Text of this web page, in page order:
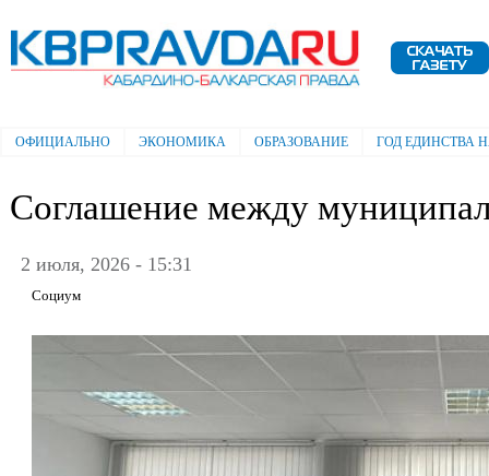
Электронная газета "Кабардино-
Балкарская правда"
Главное меню
ОФИЦИАЛЬНО ЭКОНОМИКА ОБРАЗОВАНИЕ ГОД ЕДИНСТВА
Соглашение между
2 июля, 2026 - 15:31
Социум